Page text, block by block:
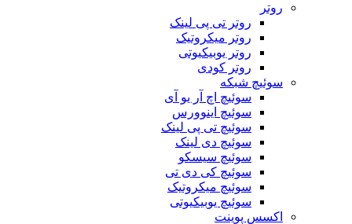
روتر
روتر تی پی لینک
روتر میکروتیک
روتر یوبیکیوتی
روتر کودی
سوئیچ شبکه
سوئیچ اچ آر یو آی
سوئیچ اینوورس
سوئیچ تی پی لینک
سوئیچ دی لینک
سوئیچ سیسکو
سوئیچ کی دی تی
سوئیچ میکروتیک
سوئیچ یوبیکیوتی
اکسس پوینت